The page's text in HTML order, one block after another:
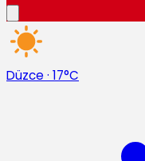
Düzce · 17°C